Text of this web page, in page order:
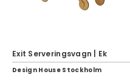
Exit Serveringsvagn | Ek
Design House Stockholm